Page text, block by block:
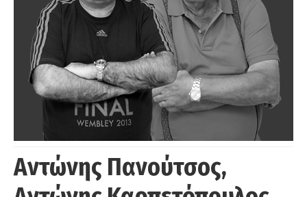
Αντώνης Πανούτσος,